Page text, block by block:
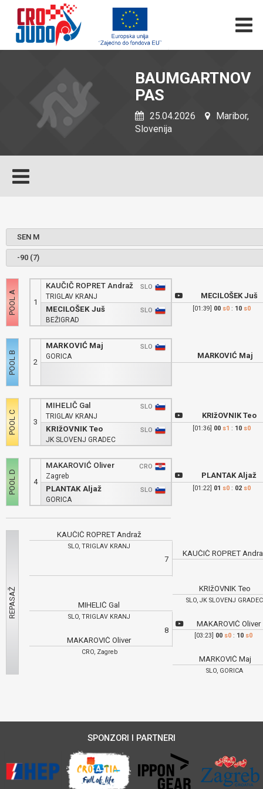
BAUMGARTNOV
PAS
25.04.2026
Maribor,
Slovenija
1
KAUČIČ ROPRET Andraž
SLO
TRIGLAV KRANJ
MECILOŠEK Juš
SLO
BEŽIGRAD
2
MARKOVIĆ Maj
SLO
GORICA
3
MIHELIČ Gal
SLO
TRIGLAV KRANJ
KRIžOVNIK Teo
SLO
JK SLOVENJ GRADEC
4
MAKAROVIĆ Oliver
CRO
Zagreb
PLANTAK Aljaž
SLO
GORICA
MECILOŠEK Juš
[01:39] 00 s0: 10 s0
MARKOVIĆ Maj
KRIžOVNIK Teo
[01:36] 00 s1 : 10 s0
PLANTAK Aljaž
[01:22] 01 s0: 02 s0
KAUČIČ ROPRET Andraž
SLO, TRIGLAV KRANJ
MIHELIČ Gal
SLO, TRIGLAV KRANJ
MAKAROVIĆ Oliver
CRO, Zagreb
7
KAUČIČ ROPRET
KRIžOVNIK Teo
SLO, JK SLOVENJ
8
MAKAROVIĆ Oliver
[03:23] 00 s0 : 10 s0
MARKOVIĆ Maj
SLO, GORICA
SPONZORI I PARTNERI